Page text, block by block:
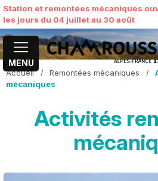
Station et remontées mécaniques
les jours du 04 juillet au 30 août
MENU
Accueil / Remontées mécaniques /
mécaniques
Activités